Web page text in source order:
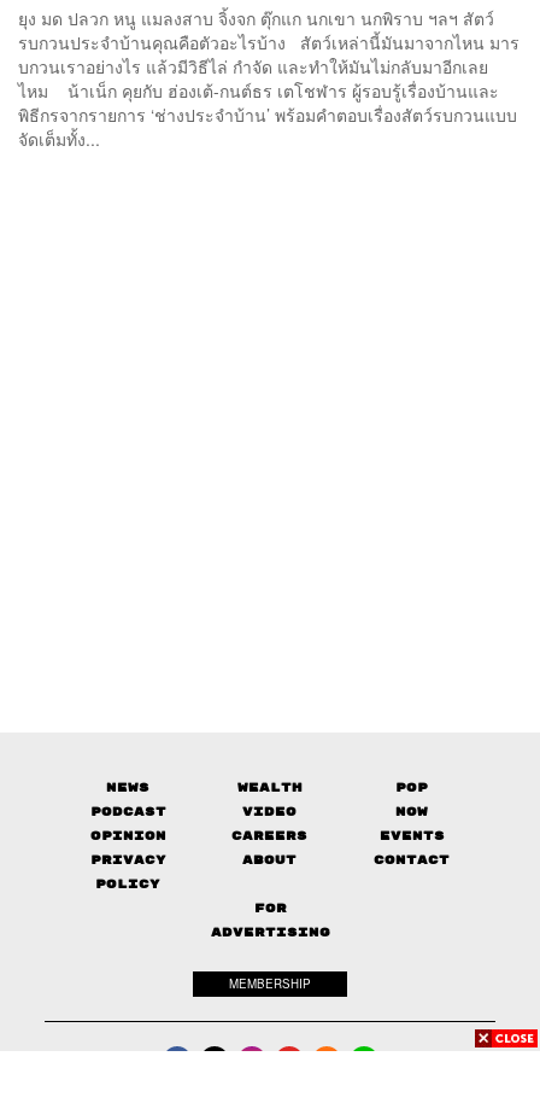
ยุง มด ปลวก หนู แมลงสาบ จิ้งจก ตุ๊กแก นกเขา นกพิราบ ฯลฯ สัตว์
รบกวนประจำบ้านคุณคือตัวอะไรบ้าง สัตว์เหล่านี้มันมาจากไหน มาร
บกวนเราอย่างไร แล้วมีวิธีไล่ กำจัด และทำให้มันไม่กลับมาอีกเลย
ไหม น้าเน็ก คุยกับ ฮ่องเต้-กนต์ธร เตโชฬาร ผู้รอบรู้เรื่องบ้านและ
พิธีกรจากรายการ ‘ช่างประจำบ้าน’ พร้อมคำตอบเรื่องสัตว์รบกวนแบบ
จัดเต็มทั้ง...
News Wealth
Pop
Podcast
Video
Now
Opinion
Careers
Events
Privacy
Policy
About Contact
FOR
ADVERTISING
MEMBERSHIP